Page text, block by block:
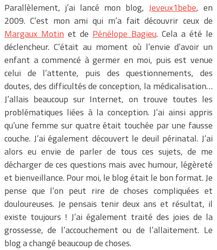
Parallèlement, j’ai lancé mon blog, Jeveux1bebe, en
2009. C’est mon ami qui m’a fait découvrir ceux de
Margaux Motin et de Pénélope Bagieu. Cela a été le
déclencheur. C’était au moment où l’envie d’avoir un
enfant a commencé à germer en moi, puis est venue
celui de l’attente, puis des questionnements, des
doutes, des difficultés de conception, la médicalisation…
J’allais beaucoup sur Internet, on trouve toutes les
problématiques liées à la conception. J’ai ainsi appris
qu’une femme sur quatre était touchée par une fausse
couche. J’ai également découvert le deuil périnatal. J’ai
alors eu envie de parler de tous ces sujets, de me
décharger de ces questions mais avec humour, légèreté
et bienveillance. Pour moi, le blog était le bon format. Je
pense que l’on peut rire de choses compliquées et
douloureuses. Je pensais tenir deux ans et résultat, il
existe toujours ! J’ai également traité des joies de la
grossesse, de l’accouchement ou de l’allaitement. Le
blog a changé beaucoup de choses.